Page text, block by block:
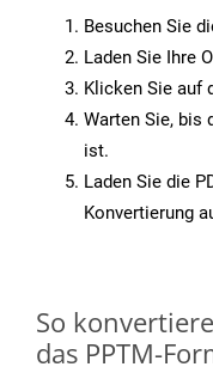
Besuchen Sie
Laden Sie Ihre
Klicken Sie auf
Warten Sie, bis
ist.
Laden Sie die
Konvertierung
So
das PPTM-